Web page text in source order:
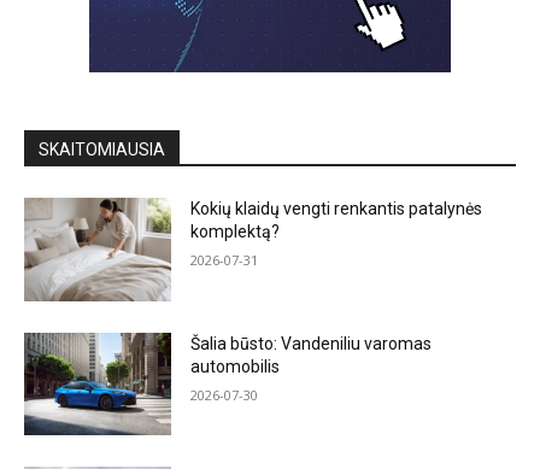
SKAITOMIAUSIA
Kokių klaidų vengti renkantis patalynės
komplektą?
2026-07-31
Šalia būsto: Vandeniliu varomas
automobilis
2026-07-30